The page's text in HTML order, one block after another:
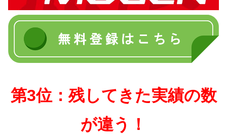
第3位：残してきた実績の数
が違う！